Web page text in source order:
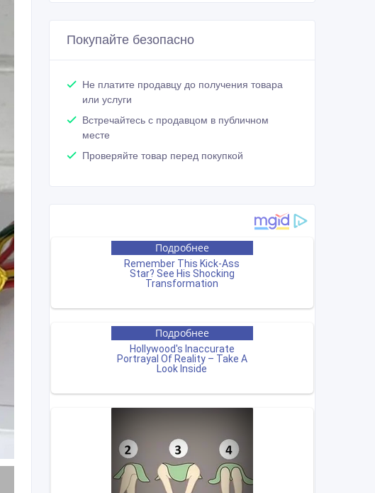
Покупайте безопасно
Не платите продавцу до получения товара
или услуги
Встречайтесь с продавцом в публичном
месте
Проверяйте товар перед покупкой